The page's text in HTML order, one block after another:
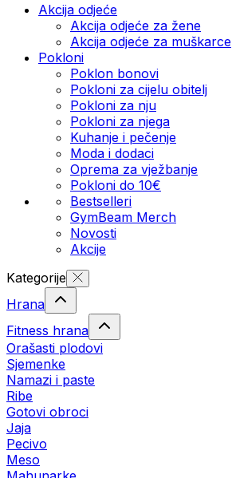
Akcija odjeće
Akcija odjeće za žene
Akcija odjeće za muškarce
Pokloni
Poklon bonovi
Pokloni za cijelu obitelj
Pokloni za nju
Pokloni za njega
Kuhanje i pečenje
Moda i dodaci
Oprema za vježbanje
Pokloni do 10€
Bestselleri
GymBeam Merch
Novosti
Akcije
Kategorije
Hrana
Fitness hrana
Orašasti plodovi
Sjemenke
Namazi i paste
Ribe
Gotovi obroci
Jaja
Pecivo
Meso